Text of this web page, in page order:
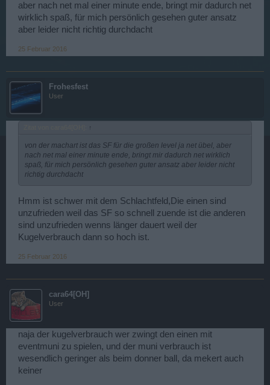
aber nach net mal einer minute ende, bringt mir dadurch net
wirklich spaß, für mich persönlich gesehen guter ansatz
aber leider nicht richtig durchdacht
25 Februar 2016
Frohesfest
User
↑
von der machart ist das SF für die großen level ja net übel, aber
nach net mal einer minute ende, bringt mir dadurch net wirklich
spaß, für mich persönlich gesehen guter ansatz aber leider nicht
richtig durchdacht
Hmm ist schwer mit dem Schlachtfeld,Die einen sind
unzufrieden weil das SF so schnell zuende ist die anderen
sind unzufrieden wenns länger dauert weil der
Kugelverbrauch dann so hoch ist.
25 Februar 2016
cara64[OH]
User
naja der kugelverbrauch wer zwingt den einen mit
eventmuni zu spielen, und der muni verbrauch ist
wesendlich geringer als beim donner ball, da mekert auch
keiner